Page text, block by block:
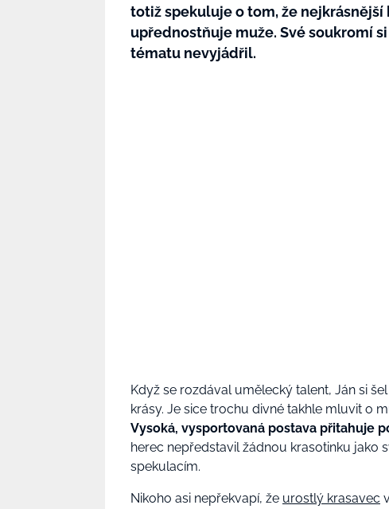
totiž spekuluje o tom, že
upřednostňuje muže. Své soukromí
tématu nevyjádřil.
Když se rozdával umělecký talent, Ján si
krásy. Je sice trochu divné takhle mluvit o
Vysoká, vysportovaná postava přitahuje
herec nepředstavil žádnou krasotinku jako
spekulacím.
Nikoho asi nepřekvapí, že urostlý krasavec